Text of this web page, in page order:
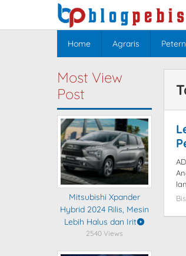
content
Home Agraris
Most View
Post
Mitsubishi Xpander
Hybrid 2024 Rilis, Mesin
Lebih Halus dan Irit
2540 Views